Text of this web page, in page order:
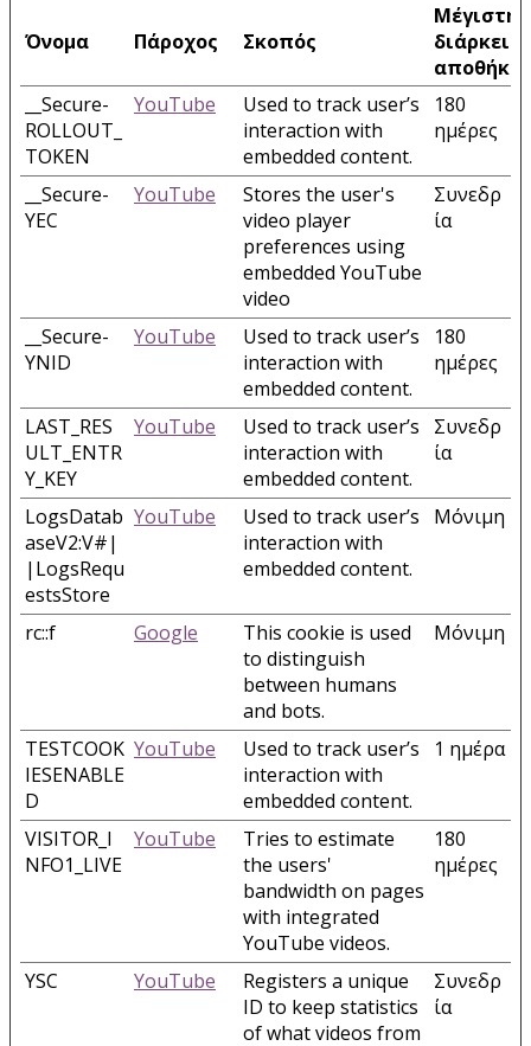
Όνομα Πάροχος Σκοπός
Μέγιστη
διάρκεια
__Secure-
ROLLOUT_
TOKEN
YouTube
Used to track user’s
interaction with
embedded content.
180
ημέρες
__Secure-
YEC
YouTube
Stores the user's
video player
preferences using
embedded YouTube
video
Συνεδρ
ία
__Secure-
YNID
YouTube
Used to track user’s
interaction with
embedded content.
180
ημέρες
LAST_RES
ULT_ENTR
Y_KEY
YouTube
Used to track user’s
interaction with
embedded content.
Συνεδρ
ία
LogsDatab
aseV2:V#|
|LogsRequ
estsStore
YouTube
Used to track user’s
interaction with
embedded content.
Μόνιμη
rc::f Google
This cookie is used
to distinguish
between humans
and bots.
Μόνιμη
TESTCOOK
IESENABLE
D
YouTube
Used to track user’s
interaction with
embedded content.
1 ημέρα
VISITOR_I
NFO1_LIVE
YouTube
Tries to estimate
the users'
bandwidth on pages
with integrated
YouTube videos.
180
ημέρες
YSC YouTube
Registers a unique
ID to keep statistics
of what videos from
Συνεδρ
ία